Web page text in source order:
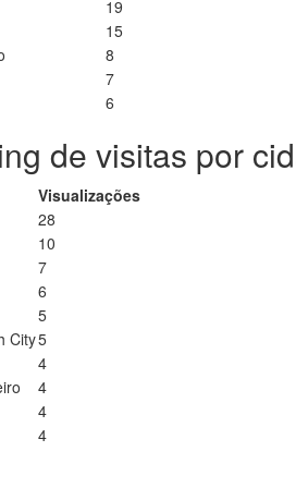
19
15
8
7
6
de visitas por
Visualizações
28
10
7
6
5
City5
4
4
4
4